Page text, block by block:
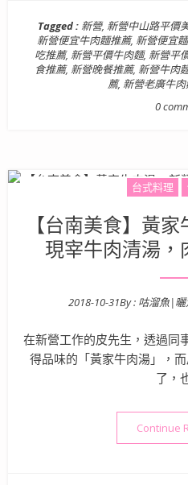
Tagged : 新營, 新營中山路平價
新營便宜牛肉麵推薦, 新營便宜
吃推薦, 新營平價牛肉麵, 新營平
食推薦, 新營晚餐推薦, 新營牛肉
薦, 新營老廣牛肉
0
台式料理
【台南美食】黃
現宰牛肉清湯，
2018-10-31By : 咕溜魚|曬
在新營工作的皮先生，透過同
得品味的「黃家牛肉湯」，
了，
Continue